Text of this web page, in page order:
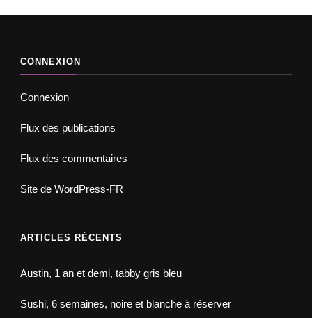
CONNEXION
Connexion
Flux des publications
Flux des commentaires
Site de WordPress-FR
ARTICLES RÉCENTS
Austin, 1 an et demi, tabby gris bleu
Sushi, 6 semaines, noire et blanche à réserver